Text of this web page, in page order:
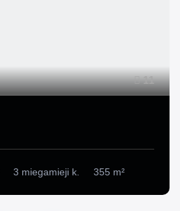
11
3 miegamieji k. 355 m²